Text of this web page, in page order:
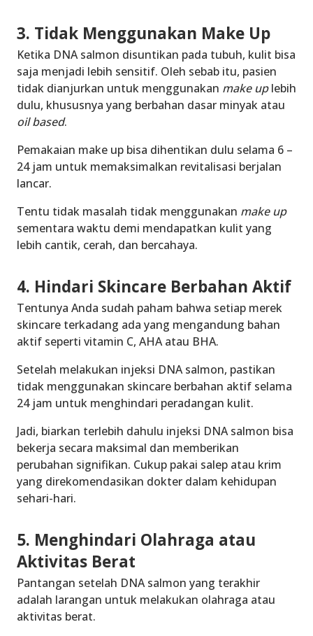
3. Tidak Menggunakan Make Up
Ketika DNA salmon disuntikan pada tubuh, kulit bisa
saja menjadi lebih sensitif. Oleh sebab itu, pasien
tidak dianjurkan untuk menggunakan make uplebih
dulu, khususnya yang berbahan dasar minyak atau
oil based.
Pemakaian make up bisa dihentikan dulu selama 6 –
24 jam untuk memaksimalkan revitalisasi berjalan
lancar.
Tentu tidak masalah tidak menggunakan make up
sementara waktu demi mendapatkan kulit yang
lebih cantik, cerah, dan bercahaya.
4. Hindari Skincare Berbahan Aktif
Tentunya Anda sudah paham bahwa setiap merek
skincare terkadang ada yang mengandung bahan
aktif seperti vitamin C, AHA atau BHA.
Setelah melakukan injeksi DNA salmon, pastikan
tidak menggunakan skincare berbahan aktif selama
24 jam untuk menghindari peradangan kulit.
Jadi, biarkan terlebih dahulu injeksi DNA salmon bisa
bekerja secara maksimal dan memberikan
perubahan signifikan. Cukup pakai salep atau krim
yang direkomendasikan dokter dalam kehidupan
sehari-hari.
5. Menghindari Olahraga atau
Aktivitas Berat
Pantangan setelah DNA salmon yang terakhir
adalah larangan untuk melakukan olahraga atau
aktivitas berat.